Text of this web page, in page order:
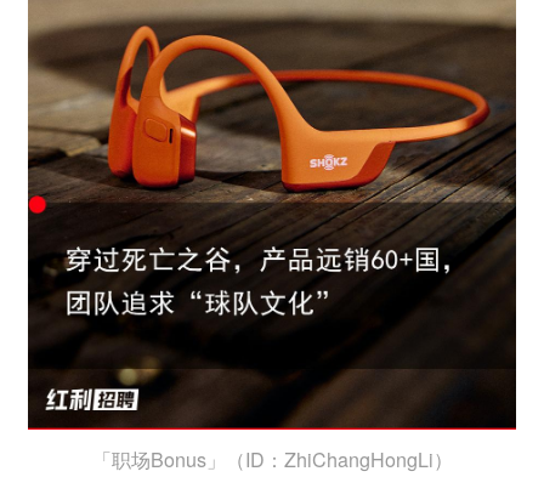
「职场Bonus」（ID：ZhiChangHongLi）